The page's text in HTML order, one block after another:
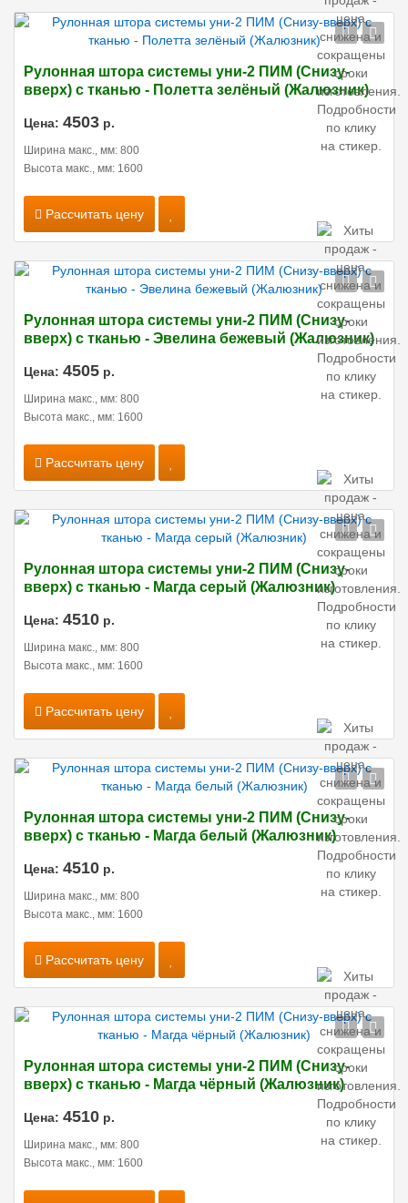
Рулонная штора системы уни-2 ПИМ (Снизу-
вверх) с тканью - Полетта зелёный (Жалюзник)
Цена: 4503 р.
Ширина макс., мм: 800
Высота макс., мм: 1600
Рассчитать цену
Рулонная штора системы уни-2 ПИМ (Снизу-
вверх) с тканью - Эвелина бежевый (Жалюзник)
Цена: 4505 р.
Ширина макс., мм: 800
Высота макс., мм: 1600
Рассчитать цену
Рулонная штора системы уни-2 ПИМ (Снизу-
вверх) с тканью - Магда серый (Жалюзник)
Цена: 4510 р.
Ширина макс., мм: 800
Высота макс., мм: 1600
Рассчитать цену
Рулонная штора системы уни-2 ПИМ (Снизу-
вверх) с тканью - Магда белый (Жалюзник)
Цена: 4510 р.
Ширина макс., мм: 800
Высота макс., мм: 1600
Рассчитать цену
Рулонная штора системы уни-2 ПИМ (Снизу-
вверх) с тканью - Магда чёрный (Жалюзник)
Цена: 4510 р.
Ширина макс., мм: 800
Высота макс., мм: 1600